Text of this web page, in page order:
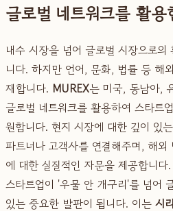
글로벌 네트워크를 활용
내수 시장을 넘어 글로벌 시장으로
니다. 하지만 언어, 문화, 법률 등 해
재합니다. MUREX는 미국, 동남아,
글로벌 네트워크를 활용하여 스타트
원합니다. 현지 시장에 대한 깊이 있
파트너나 고객사를 연결해주며, 해
에 대한 실질적인 자문을 제공합니
스타트업이 '우물 안 개구리'를 넘어
있는 중요한 발판이 됩니다. 이는 시